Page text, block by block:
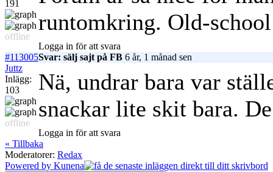
191
offline
runtomkring. Old-
Logga in för att svara
#113005Svar: sälj sajt på FB 6 år, 1 månad sen
Juttz
Inlägg:
103
offline
Nä, undrar bara var
snackar lite skit bara.
Logga in för att svara
« Tillbaka
Moderatorer: Redax
Powered by Kunena